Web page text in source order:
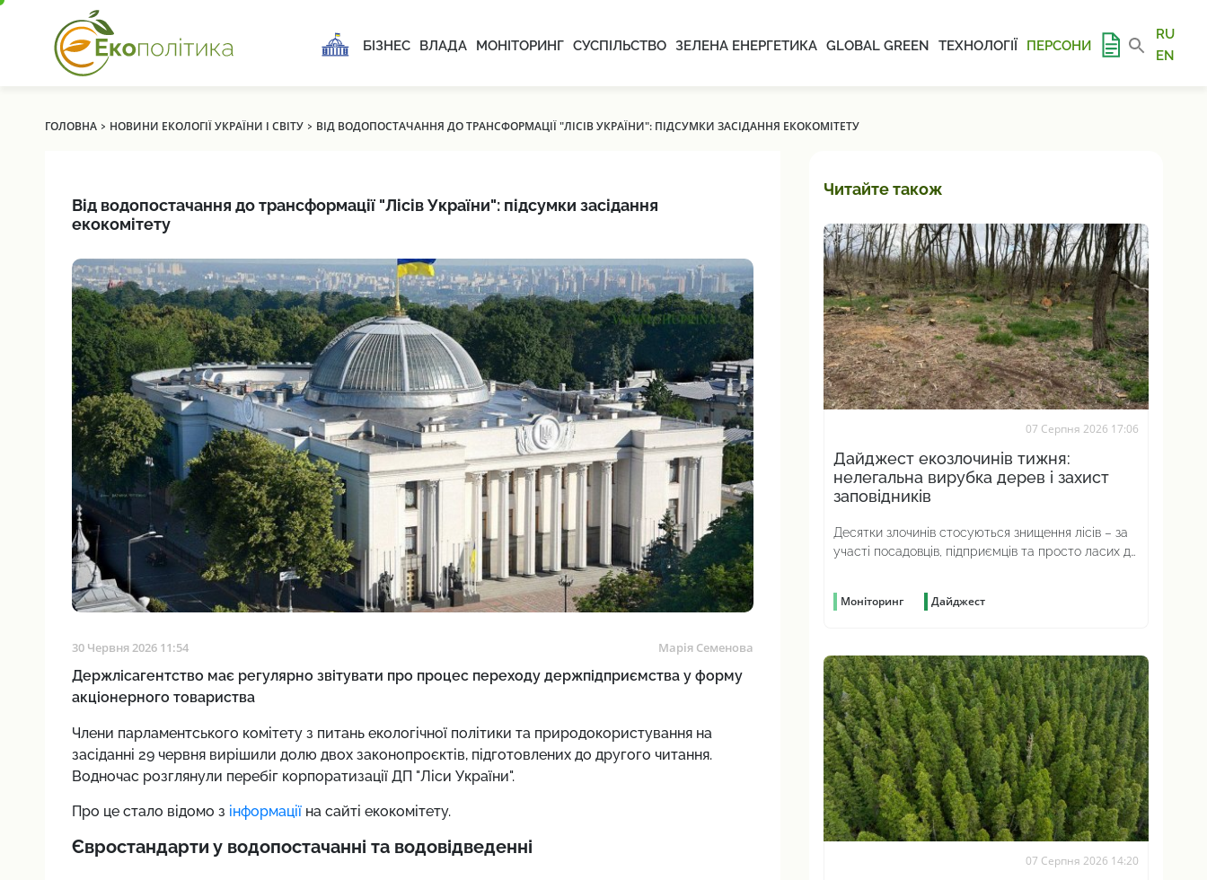
БІЗНЕС ВЛАДА МОНІТОРИНГ СУСПІЛЬСТВО ЗЕЛЕНА ЕНЕРГЕТИКА GLOBAL GREEN ТЕХНОЛОГІЇ ПЕРСОНИ
RU
EN
ГОЛОВНА› НОВИНИ ЕКОЛОГІЇ УКРАЇНИ І СВІТУ› ВІД ВОДОПОСТАЧАННЯ ДО ТРАНСФОРМАЦІЇ "ЛІСІВ УКРАЇНИ": ПІДСУМКИ ЗАСІДАННЯ ЕКОКОМІТЕТУ
Від водопостачання до трансформації "Лісів України": підсумки засідання
екокомітету
30 Червня 2026 11:54 Марія Семенова
Держлісагентство має регулярно звітувати про процес переходу держпідприємства у форму
акціонерного товариства
Члени парламентського комітету з питань екологічної політики та природокористування на
засіданні 29 червня вирішили долю двох законопроєктів, підготовлених до другого читання.
Водночас розглянули перебіг корпоратизації ДП "Ліси України".
Про це стало відомо з інформаціїна сайті екокомітету.
Євростандарти у водопостачанні та водовідведенні
Читайте також
07 Серпня 2026 17:06
Дайджест екозлочинів тижня:
нелегальна вирубка дерев і захист
заповідників
Десятки злочинів стосуються знищення лісів – за
участі посадовців, підприємців та просто ласих до
Моніторинг Дайджест
07 Серпня 2026 14:20